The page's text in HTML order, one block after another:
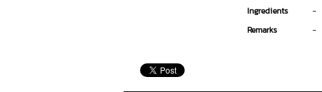
Ingredients
-
Remarks
-